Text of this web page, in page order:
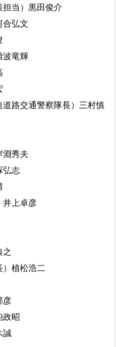
当）黒田俊介
弘文
波竜輝
路交通警察隊長）三村慎
秀夫
弘志
上卓彦
植松浩二
彦
政昭
誠